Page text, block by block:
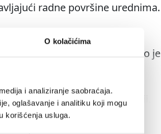
O kolačićima
i analiziranje saobraćaja.
oglašavanje i analitiku koji mogu
korišćenja usluga.
radne površine urednima.
kg ili do 1,5 kg krumpirića, što je
Stack Air Fry tehnologiji.
posebnim rešetkama
ladica ima zaseban izvor